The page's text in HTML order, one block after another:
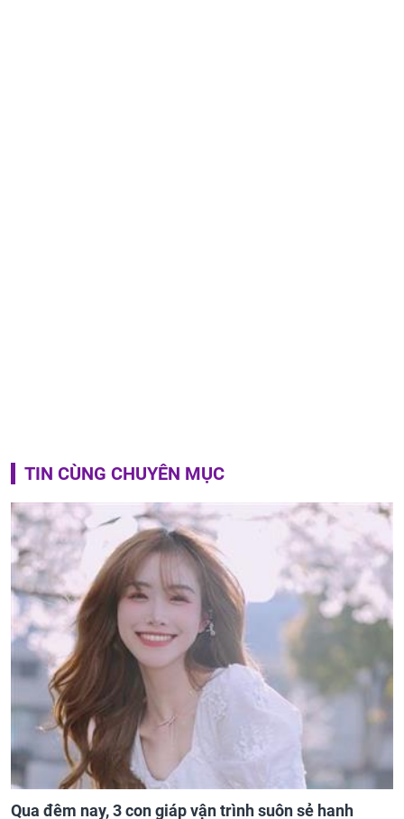
TIN CÙNG CHUYÊN MỤC
Qua đêm nay, 3 con giáp vận trình suôn sẻ hanh